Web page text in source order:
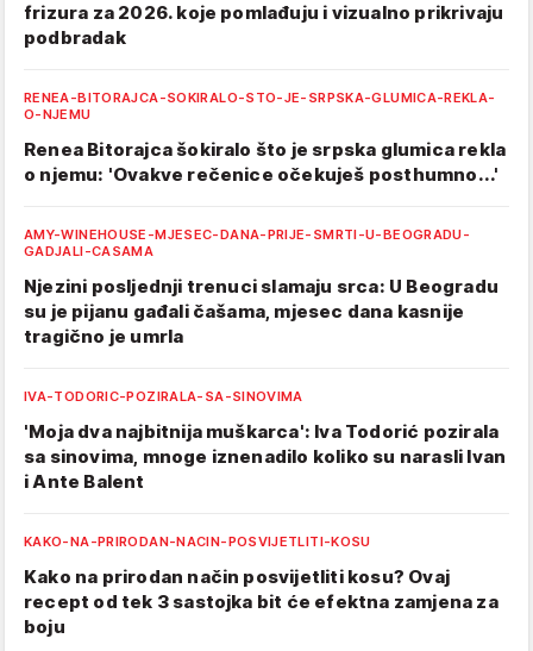
frizura za 2026. koje pomlađuju i vizualno prikrivaju
podbradak
RENEA-BITORAJCA-SOKIRALO-STO-JE-SRPSKA-GLUMICA-REKLA-
O-NJEMU
Renea Bitorajca šokiralo što je srpska glumica rekla
o njemu: 'Ovakve rečenice očekuješ posthumno...'
AMY-WINEHOUSE-MJESEC-DANA-PRIJE-SMRTI-U-BEOGRADU-
GADJALI-CASAMA
Njezini posljednji trenuci slamaju srca: U Beogradu
su je pijanu gađali čašama, mjesec dana kasnije
tragično je umrla
IVA-TODORIC-POZIRALA-SA-SINOVIMA
'Moja dva najbitnija muškarca': Iva Todorić pozirala
sa sinovima, mnoge iznenadilo koliko su narasli Ivan
i Ante Balent
KAKO-NA-PRIRODAN-NACIN-POSVIJETLITI-KOSU
Kako na prirodan način posvijetliti kosu? Ovaj
recept od tek 3 sastojka bit će efektna zamjena za
boju